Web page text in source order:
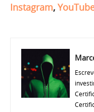
Instagram,